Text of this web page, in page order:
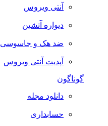
آنتی ویروس
دیواره آتشین
ضد هک و جاسوسی
آپدیت آنتی ویروس
گوناگون
دانلود مجله
حسابداری